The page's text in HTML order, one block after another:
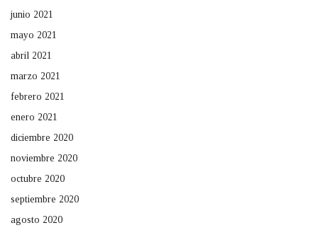
junio 2021
mayo 2021
abril 2021
marzo 2021
febrero 2021
enero 2021
diciembre 2020
noviembre 2020
octubre 2020
septiembre 2020
agosto 2020